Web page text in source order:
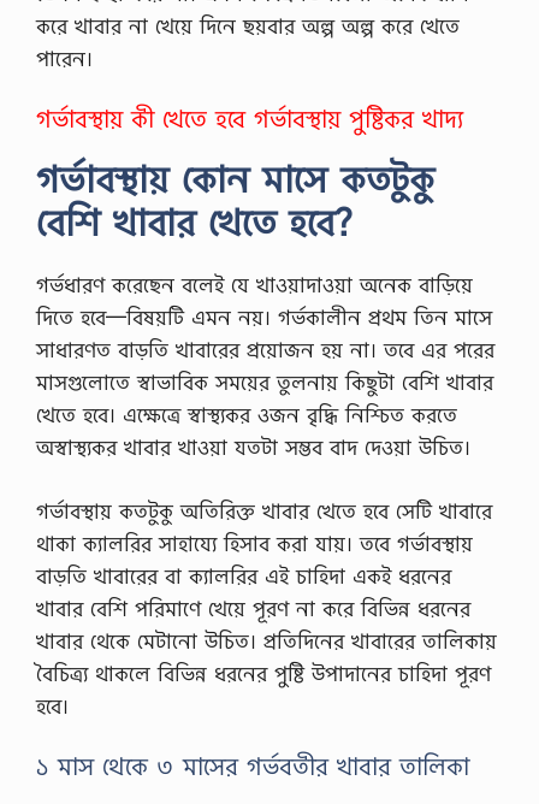
করে খাবার না খেয়ে দিনে ছয়বার অল্প অল্প করে খেতে
পারেন।
গর্ভাবস্থায় কী খেতে হবেগর্ভাবস্থায় পুষ্টিকর খাদ্য
গর্ভাবস্থায় কোন মাসে কতটুকু
বেশি খাবার খেতে হবে?
গর্ভধারণ করেছেন বলেই যে খাওয়াদাওয়া অনেক বাড়িয়ে
দিতে হবে—বিষয়টি এমন নয়। গর্ভকালীন প্রথম তিন মাসে
সাধারণত বাড়তি খাবারের প্রয়োজন হয় না। তবে এর পরের
মাসগুলোতে স্বাভাবিক সময়ের তুলনায় কিছুটা বেশি খাবার
খেতে হবে। এক্ষেত্রে স্বাস্থ্যকর ওজন বৃদ্ধি নিশ্চিত করতে
অস্বাস্থ্যকর খাবার খাওয়া যতটা সম্ভব বাদ দেওয়া উচিত।
গর্ভাবস্থায় কতটুকু অতিরিক্ত খাবার খেতে হবে সেটি খাবারে
থাকা ক্যালরির সাহায্যে হিসাব করা যায়। তবে গর্ভাবস্থায়
বাড়তি খাবারের বা ক্যালরির এই চাহিদা একই ধরনের
খাবার বেশি পরিমাণে খেয়ে পূরণ না করে বিভিন্ন ধরনের
খাবার থেকে মেটানো উচিত। প্রতিদিনের খাবারের তালিকায়
বৈচিত্র্য থাকলে বিভিন্ন ধরনের পুষ্টি উপাদানের চাহিদা পূরণ
হবে।
১ মাস থেকে ৩ মাসের গর্ভবতীর খাবার তালিকা